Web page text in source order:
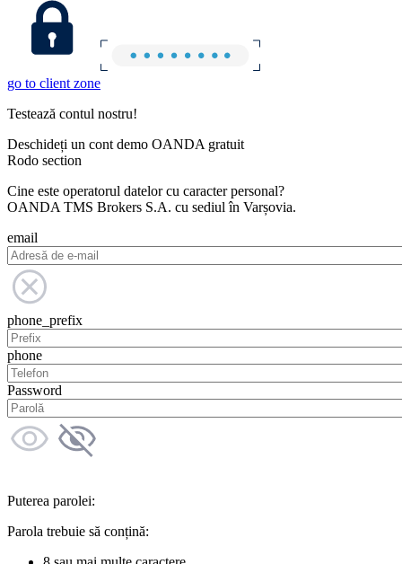
go to client zone
Testează contul nostru!
Deschideți un cont demo OANDA gratuit
Rodo section
Cine este operatorul datelor cu caracter personal?
OANDA TMS Brokers S.A. cu sediul în Varșovia.
email
phone_prefix
phone
Password
Puterea parolei:
Parola trebuie să conțină: